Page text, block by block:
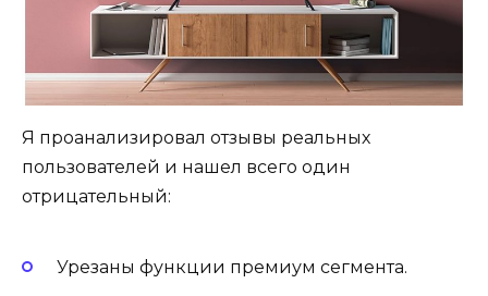
Я проанализировал отзывы реальных
пользователей и нашел всего один
отрицательный:
Урезаны функции премиум сегмента.